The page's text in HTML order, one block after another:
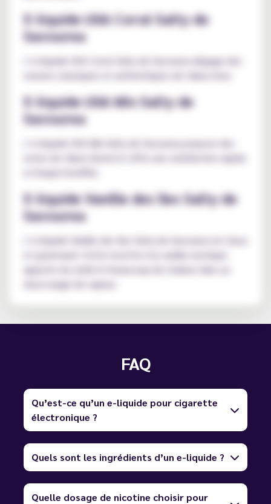
E-liquide USA Corsé Salty de
Savourea
L’e-liquide USA Corsé Salty de Savourea dégage des
saveurs classiques et authentiques de tabac brun.
E-liquide USA Mix Salty de
Savourea
L’e-liquide USA Mix Salty de Savourea propose des
notes de tabac blond et offre une satisfaction rapide
à chaque bouffée.
E-liquide Vanille des îles Salty de
Savourea
L’e-liquide Vanille des îles Salty de Savourea est doux
et gourmand. Cette recette à la vanille exotique
apporte du soleil et beaucoup de chaleur dans un
doux nuage de vapeur.
FAQ
Qu’est-ce qu’un e-liquide pour cigarette
électronique ?
Quels sont les ingrédients d’un e-liquide ?
Quelle dosage de nicotine choisir pour